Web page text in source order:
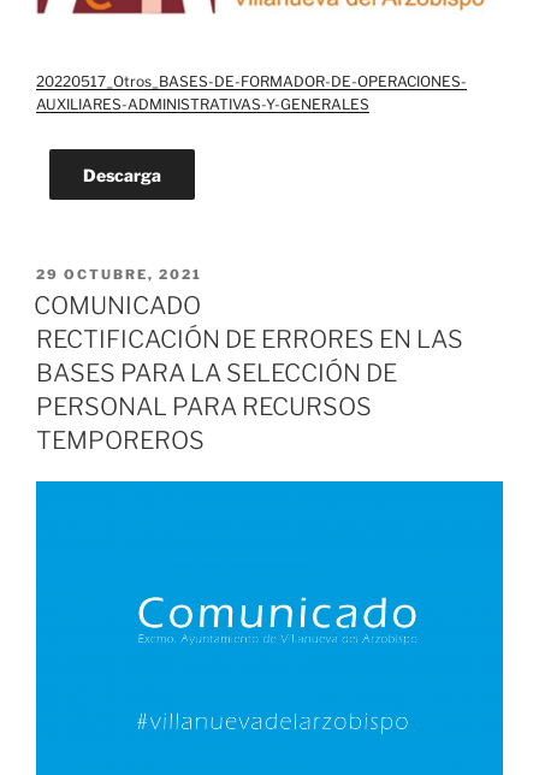
20220517_Otros_BASES-DE-FORMADOR-DE-OPERACIONES-
AUXILIARES-ADMINISTRATIVAS-Y-GENERALES
Descarga
PUBLICADO
EL
29 OCTUBRE, 2021
COMUNICADO
RECTIFICACIÓN DE ERRORES EN LAS
BASES PARA LA SELECCIÓN DE
PERSONAL PARA RECURSOS
TEMPOREROS